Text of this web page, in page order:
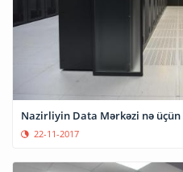
Nazirliyin Data Mərkəzi nə
22-11-2017